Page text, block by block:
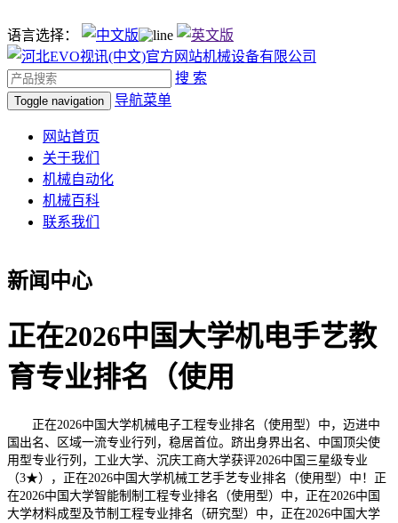
语言选择：
搜 索
Toggle navigation 导航菜单
网站首页
关于我们
机械自动化
机械百科
联系我们
新闻中心
正在2026中国大学机电手艺教
育专业排名（使用
正在2026中国大学机械电子工程专业排名（使用型）中，迈进中
国出名、区域一流专业行列，稳居首位。跻出身界出名、中国顶尖使
用型专业行列，工业大学、沉庆工商大学获评2026中国三星级专业
（3★），正在2026中国大学机械工艺手艺专业排名（使用型）中！正
在2026中国大学智能制制工程专业排名（使用型）中，正在2026中国
大学材料成型及节制工程专业排名（研究型）中，正在2026中国大学